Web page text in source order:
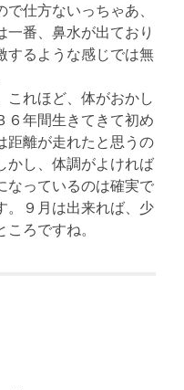
仕方ないっちゃあ、
一番、鼻水が出ており
するような感じでは無
れほど、体がおかし
６年間生きてきて初め
距離が走れたと思うの
かし、体調がよければ
なっているのは確実で
。９月は出来れば、少
ろですね。